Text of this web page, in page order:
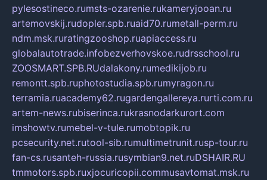
pylesostineco.rumsts-ozarenie.rukameryjooan.ru
artemovskij.rudopler.spb.ruaid70.rumetall-perm.ru
ndm.msk.ruratingzooshop.ruapiaccess.ru
globalautotrade.infobezverhovskoe.rudrsschool.ru
ZOOSMART.SPB.RUdalakony.rumedikijob.ru
remontt.spb.ruphotostudia.spb.rumyragon.ru
terramia.ruacademy62.rugardengallereya.rurti.com.ru
artem-news.rubiserinca.rukrasnodarkurort.com
imshowtv.rumebel-v-tule.rumobtopik.ru
pcsecurity.net.rutool-sib.rumultimetrunit.rusp-tour.ru
fan-cs.rusanteh-russia.rusymbian9.net.ruDSHAIR.RU
tmmotors.spb.ruxjocuricopii.commusavtomat.msk.ru